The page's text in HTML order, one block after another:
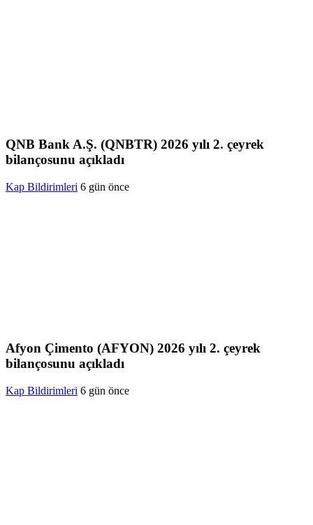
QNB Bank A.Ş. (QNBTR) 2026 yılı 2. çeyrek
bilançosunu açıkladı
Kap Bildirimleri 6 gün önce
Afyon Çimento (AFYON) 2026 yılı 2. çeyrek
bilançosunu açıkladı
Kap Bildirimleri 6 gün önce